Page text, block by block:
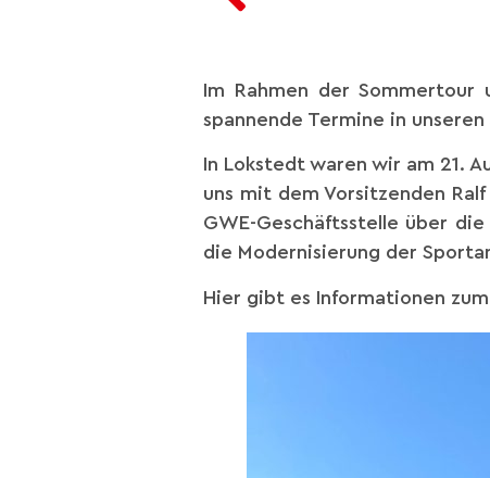
Im Rahmen der Sommertour
spannende Termine in
In Lokstedt waren wir am 21.
uns mit dem Vorsitzenden
GWE-Geschäftsstelle über
die Modernisierung der
Hier gibt es Informationen